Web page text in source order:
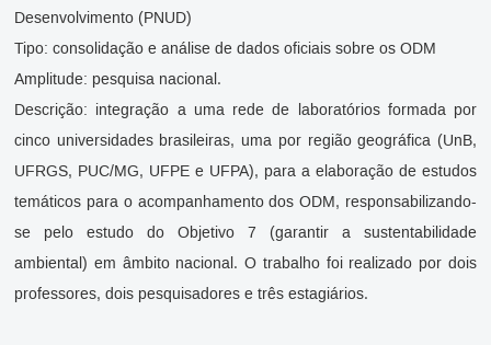
Desenvolvimento (PNUD)
Tipo: consolidação e análise de dados oficiais sobre os ODM
Amplitude: pesquisa nacional.
Descrição: integração a uma rede de laboratórios formada por
cinco universidades brasileiras, uma por região geográfica (UnB,
UFRGS, PUC/MG, UFPE e UFPA), para a elaboração de estudos
temáticos para o acompanhamento dos ODM, responsabilizando-
se pelo estudo do Objetivo 7 (garantir a sustentabilidade
ambiental) em âmbito nacional. O trabalho foi realizado por dois
professores, dois pesquisadores e três estagiários.